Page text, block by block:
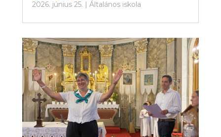
2026. június 25. | Általános iskola